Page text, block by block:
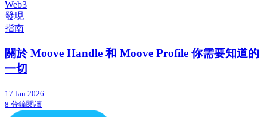
Web3
發現
指南
關於 Moove Handle 和 Moove Profile 你需要知道的
一切
17 Jan 2026
8 分鐘閱讀